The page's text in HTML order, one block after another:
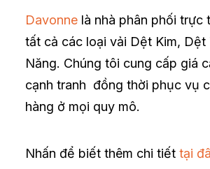
Davonne là nhà phân phối trực
tất cả các loại vải Dệt Kim, Dệt
Năng. Chúng tôi cung cấp giá
cạnh tranh đồng thời phục vụ
hàng ở mọi quy mô.
Nhấn để biết thêm chi tiết tại